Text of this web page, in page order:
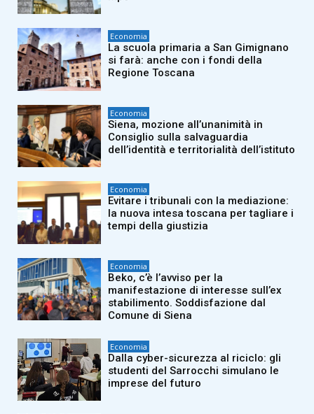
Economia
La scuola primaria a San Gimignano
si farà: anche con i fondi della
Regione Toscana
Economia
Siena, mozione all’unanimità in
Consiglio sulla salvaguardia
dell’identità e territorialità dell’istituto
Economia
Evitare i tribunali con la mediazione:
la nuova intesa toscana per tagliare i
tempi della giustizia
Economia
Beko, c’è l’avviso per la
manifestazione di interesse sull’ex
stabilimento. Soddisfazione dal
Comune di Siena
Economia
Dalla cyber-sicurezza al riciclo: gli
studenti del Sarrocchi simulano le
imprese del futuro